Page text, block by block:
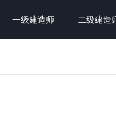
一级建造师 二级建造